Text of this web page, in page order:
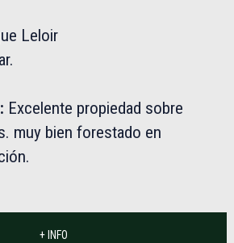
Leloir
Excelente propiedad sobre
muy bien forestado en
+ INFO